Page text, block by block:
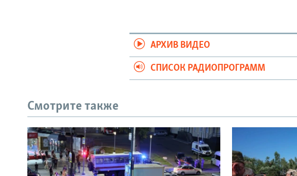
АРХИВ ВИДЕО
СПИСОК РАДИОПРОГРАММ
Смотрите также